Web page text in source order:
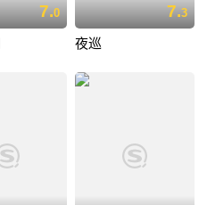
7.0 7.3
夜巡